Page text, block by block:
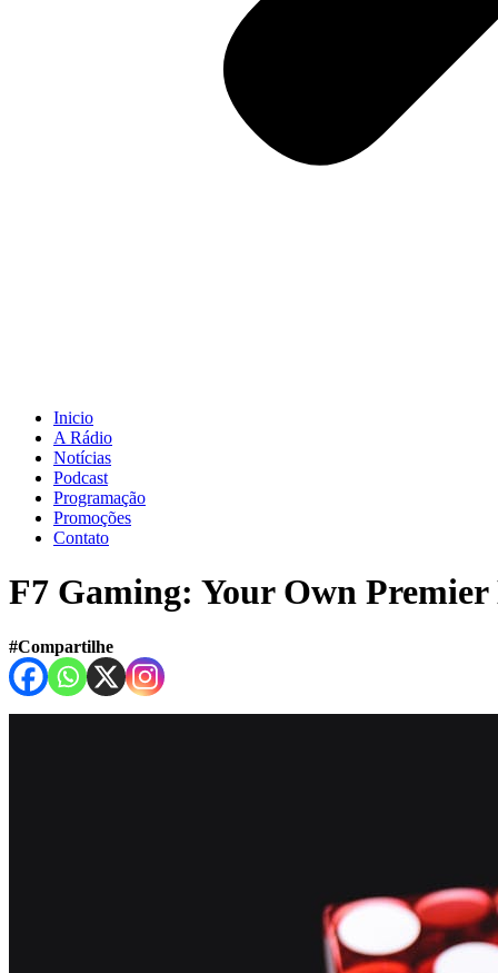
Inicio
A Rádio
Notícias
Podcast
Programação
Promoções
Contato
F7 Gaming: Your Own
#Compartilhe